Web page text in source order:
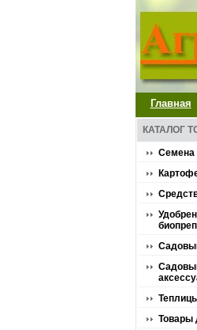
Главная
КАТАЛОГ
Семена
Товары